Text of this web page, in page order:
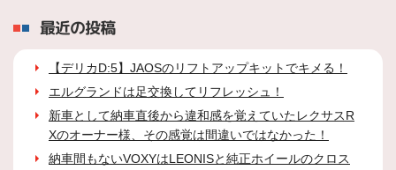
最近の投稿
【デリカD:5】JAOSのリフトアップキットでキメる！
エルグランドは足交換してリフレッシュ！
新車として納車直後から違和感を覚えていたレクサスR
Xのオーナー様、その感覚は間違いではなかった！
納車間もないVOXYはLEONISと純正ホイールのクロス